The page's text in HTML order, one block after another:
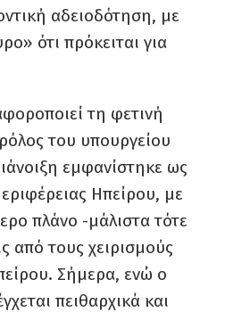
αδειοδότηση, με
ότι πρόκειται για
τη φετινή
του υπουργείου
εμφανίστηκε ως
Ηπείρου, με
πλάνο -μάλιστα τότε
από τους χειρισμούς
Σήμερα, ενώ ο
πειθαρχικά και